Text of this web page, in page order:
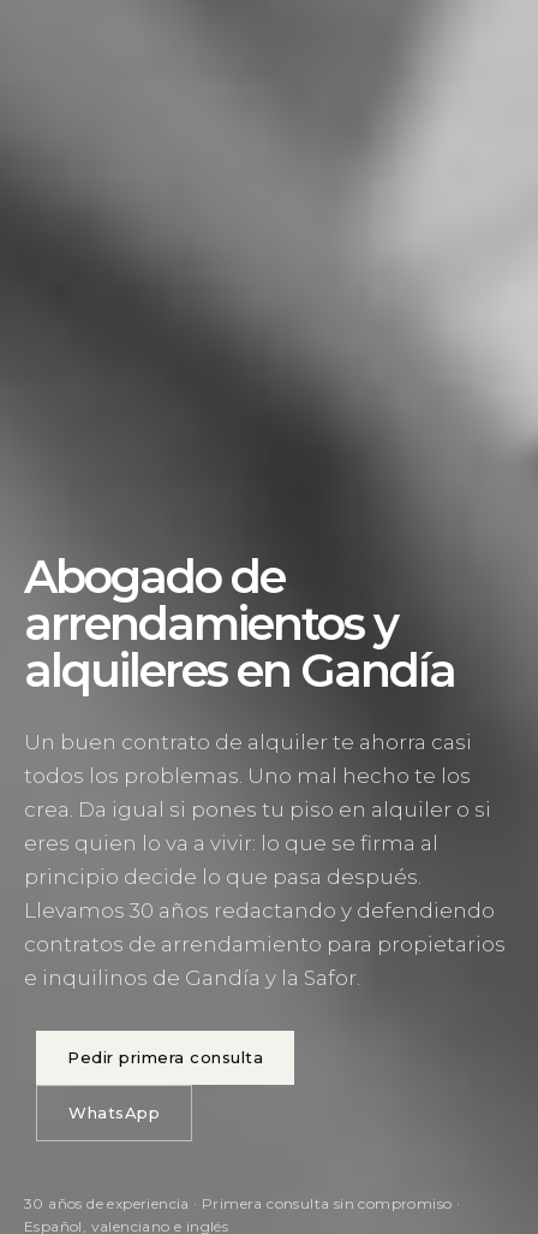
Abogado de
arrendamientos y
alquileres en Gandía
Un buen contrato de alquiler te ahorra casi
todos los problemas. Uno mal hecho te los
crea. Da igual si pones tu piso en alquiler o si
eres quien lo va a vivir: lo que se firma al
principio decide lo que pasa después.
Llevamos 30 años redactando y defendiendo
contratos de arrendamiento para propietarios
e inquilinos de Gandía y la Safor.
Pedir primera consulta
WhatsApp
30 años de experiencia · Primera consulta sin compromiso ·
Español, valenciano e inglés